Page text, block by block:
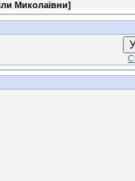
Миколаївни]